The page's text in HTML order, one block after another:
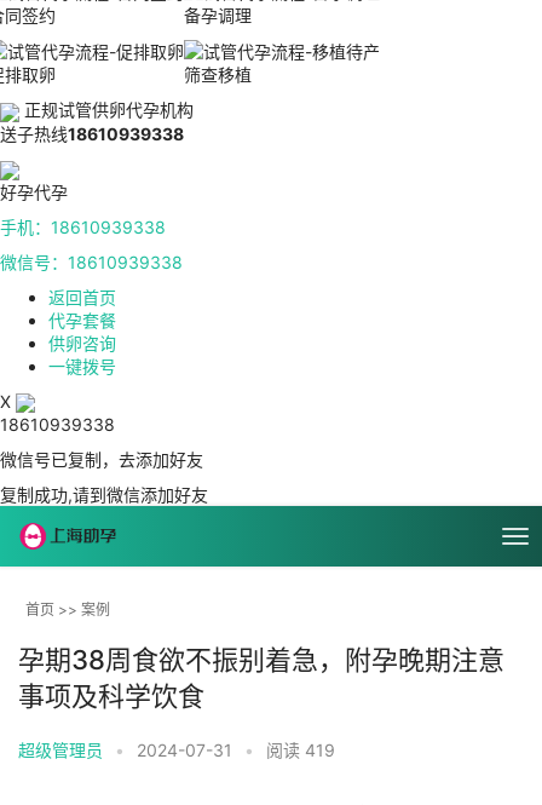
同签约 备孕调理
排取卵
筛查移植
正规试管供卵代孕机构
送子热线18610939338
好孕代孕
手机：18610939338
微信号：18610939338
返回首页
代孕套餐
供卵咨询
一键拨号
X
18610939338
微信号已复制，去添加好友
复制成功,请到微信添加好友
首页 >> 案例
孕期38周食欲不振别着急，附孕晚期注意
事项及科学饮食
超级管理员 • 2024-07-31 • 阅读 419